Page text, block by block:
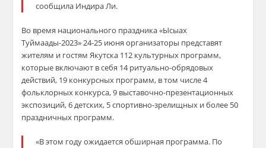
сообщила Индира Ли.
Во время национального праздника «Ысыах
Туймаады-2023» 24-25 июня организаторы представят
жителям и гостям Якутска 112 культурных программ,
которые включают в себя 14 ритуально-обрядовых
действий, 19 конкурсных программ, в том числе 4
фольклорных конкурса, 9 выставочно-презентационных
экспозиций, 6 детских, 5 спортивно-зрелищных и более 50
праздничных программ.
«В этом году ожидается обширная программа. По